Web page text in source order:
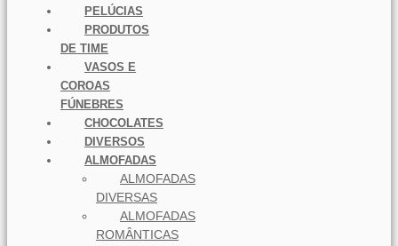
PELÚCIAS
PRODUTOS
DE TIME
VASOS E
COROAS
FÚNEBRES
CHOCOLATES
DIVERSOS
ALMOFADAS
ALMOFADAS
DIVERSAS
ALMOFADAS
ROMÂNTICAS